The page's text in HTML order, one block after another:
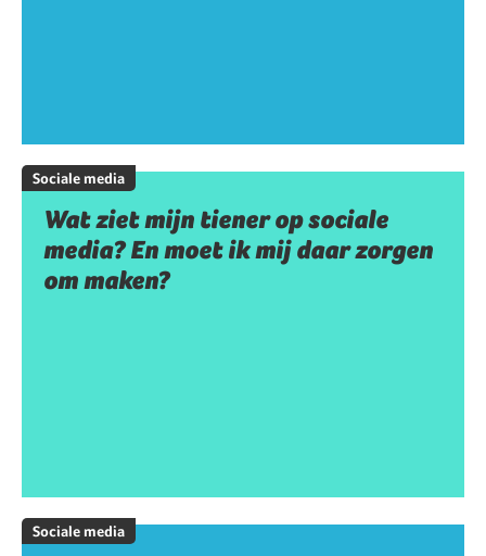
Sociale media
Wat ziet mijn tiener op sociale
media? En moet ik mij daar zorgen
om maken?
Sociale media